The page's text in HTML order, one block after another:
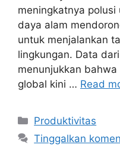
meningkatnya
daya alam
untuk menjalankan
lingkungan. Data
menunjukkan
global kini … Read
Kategori
Produktivitas
Tinggalkan